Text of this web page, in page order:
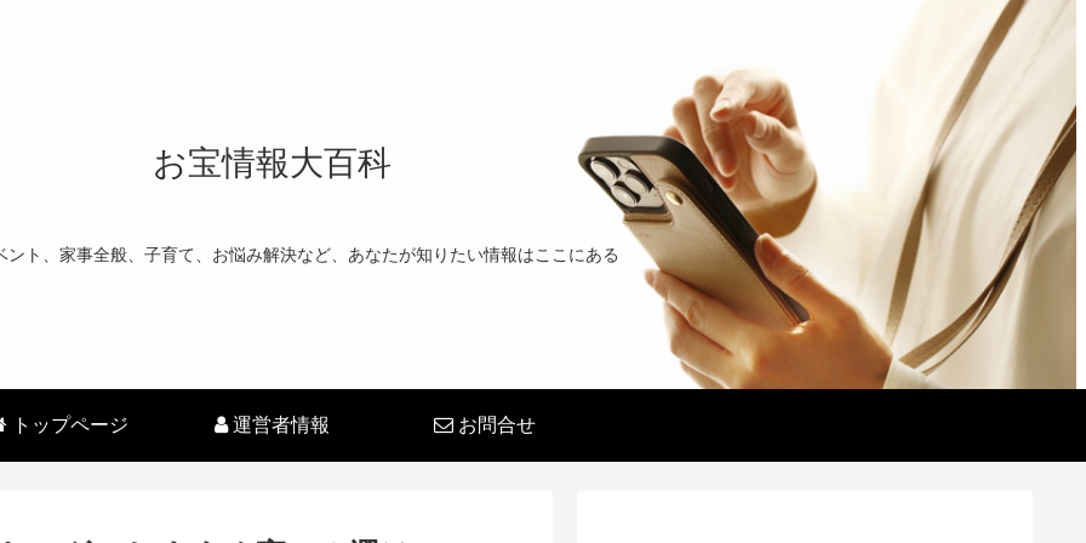
お宝情報大百科
ント、家事全般、子育て、お悩み解決など、あなたが知りたい情報はここにある
トップページ 運営者情報 お問合せ